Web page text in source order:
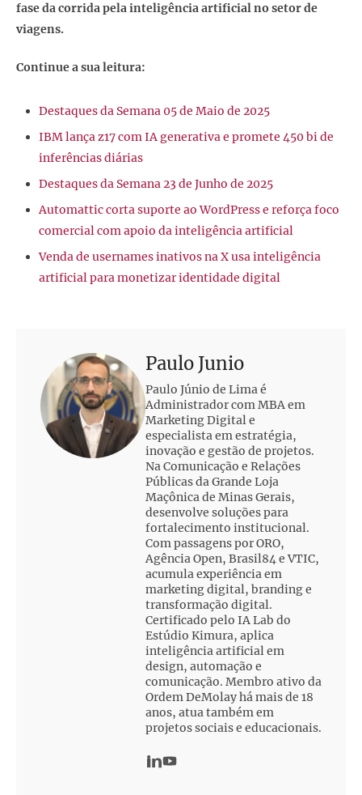
fase da corrida pela inteligência artificial no setor de
viagens.
Continue a sua leitura:
Destaques da Semana 05 de Maio de 2025
IBM lança z17 com IA generativa e promete 450 bi de
inferências diárias
Destaques da Semana 23 de Junho de 2025
Automattic corta suporte ao WordPress e reforça foco
comercial com apoio da inteligência artificial
Venda de usernames inativos na X usa inteligência
artificial para monetizar identidade digital
Paulo Junio
Paulo Júnio de Lima é
Administrador com MBA em
Marketing Digital e
especialista em estratégia,
inovação e gestão de projetos.
Na Comunicação e Relações
Públicas da Grande Loja
Maçônica de Minas Gerais,
desenvolve soluções para
fortalecimento institucional.
Com passagens por ORO,
Agência Open, Brasil84 e VTIC,
acumula experiência em
marketing digital, branding e
transformação digital.
Certificado pelo IA Lab do
Estúdio Kimura, aplica
inteligência artificial em
design, automação e
comunicação. Membro ativo da
Ordem DeMolay há mais de 18
anos, atua também em
projetos sociais e educacionais.